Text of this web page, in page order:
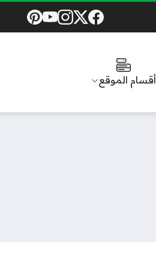
Social Links
أقسام الموقع